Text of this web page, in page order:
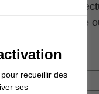
en particulier,
nom de famille
en investissement
recueillir des
ses